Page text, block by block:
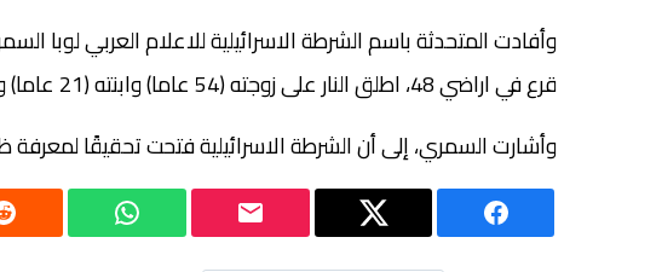
قرع في اراضي 48، اطلق النار على زوجته (54 عاما) وابنته (21 عاما) واصابهما بجروح خطيرة، ثم أقدم علي الانتحار.
وأشارت السمري، إلى أن الشرطة الاسرائيلية فتحت تحقيقًا